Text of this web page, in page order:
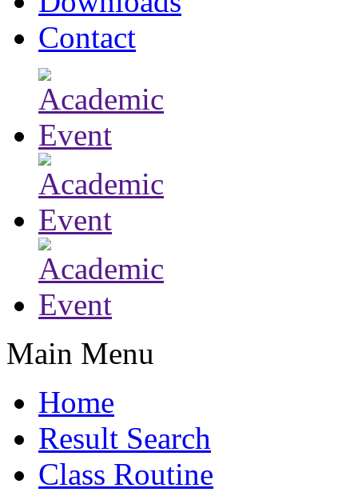
Contact
Main Menu
Home
Result Search
Class Routine